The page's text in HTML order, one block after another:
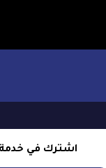
اشترك في